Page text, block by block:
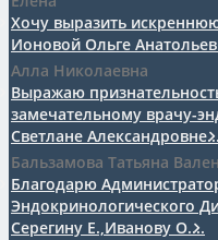
Хочу выразить
Ионовой Ольге
Алла Николаевна
Выражаю
замечательному врачу-
Светлане Александровне...
Бальзамова Татьяна
Благодарю
Эндокринологического
Серегину Е.,Иванову О....